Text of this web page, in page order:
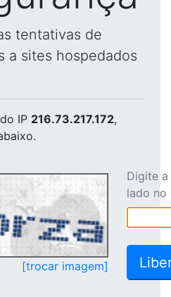
tentativas de
a sites hospedados
do IP 216.73.217.172,
[trocar imagem]
Digite
lado no